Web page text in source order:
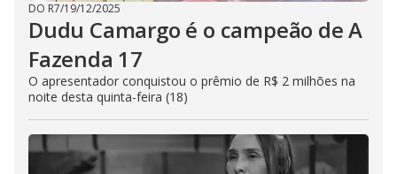
DO R7/19/12/2025
Dudu Camargo é o campeão de A
Fazenda 17
O apresentador conquistou o prêmio de R$ 2 milhões na
noite desta quinta-feira (18)